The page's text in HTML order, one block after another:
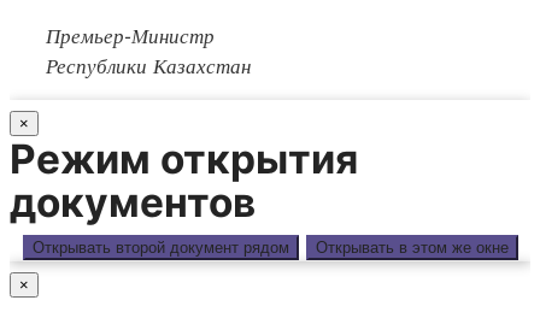
Премьер-Министр
Республики Казахстан
×
Режим открытия
документов
Открывать второй документ рядом Открывать в этом же окне
×